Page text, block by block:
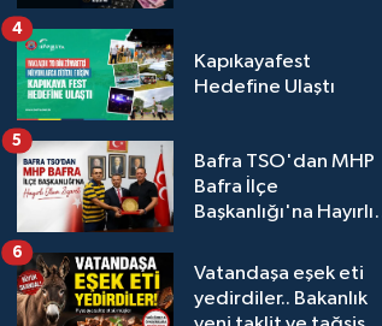
Kapıkayafest
Hedefine Ulaştı
4
Bafra TSO'dan MHP
Bafra İlçe
Başkanlığı'na Hayırlı
5
Vatandaşa eşek eti
yedirdiler.. Bakanlık
6